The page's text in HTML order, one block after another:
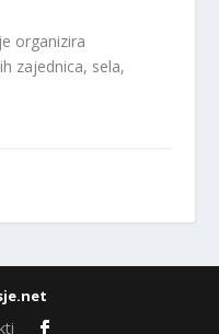
organizira
zajednica, sela,